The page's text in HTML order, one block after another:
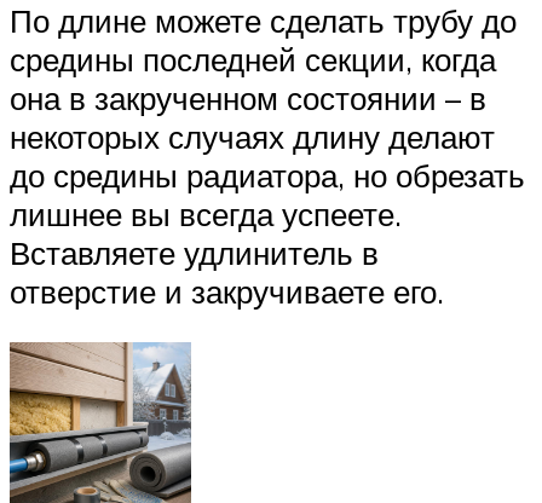
По длине можете сделать трубу до
средины последней секции, когда
она в закрученном состоянии – в
некоторых случаях длину делают
до средины радиатора, но обрезать
лишнее вы всегда успеете.
Вставляете удлинитель в
отверстие и закручиваете его.